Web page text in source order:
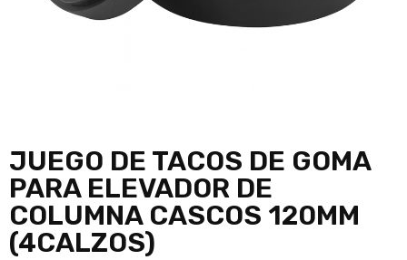
JUEGO DE TACOS DE GOMA
PARA ELEVADOR DE
COLUMNA CASCOS 120MM
(4CALZOS)